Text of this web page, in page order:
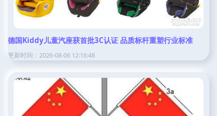
德国Kiddy儿童汽座获首批3C认证 品质标杆重塑行业标准
更新时间：2026-08-06 12:16:48